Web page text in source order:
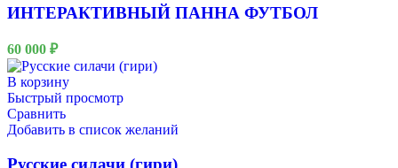
ИНТЕРАКТИВНЫЙ ПАННА ФУТБОЛ
60 000 ₽
В корзину
Быстрый просмотр
Сравнить
Добавить в список желаний
Русские силачи (гири)